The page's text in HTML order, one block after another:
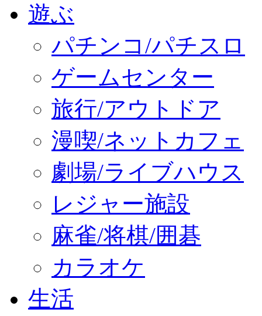
遊ぶ
パチンコ/パチスロ
ゲームセンター
旅行/アウトドア
漫喫/ネットカフェ
劇場/ライブハウス
レジャー施設
麻雀/将棋/囲碁
カラオケ
生活